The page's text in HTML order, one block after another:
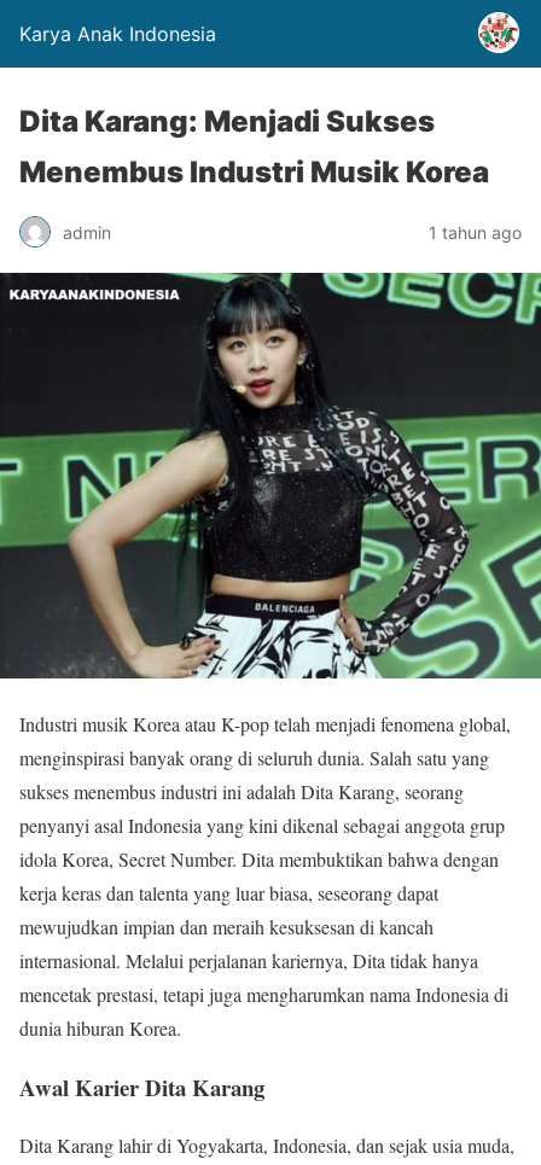
Karya Anak Indonesia
Dita Karang: Menjadi Sukses
Menembus Industri Musik Korea
admin 1 tahun ago
Industri musik Korea atau K-pop telah menjadi fenomena global,
menginspirasi banyak orang di seluruh dunia. Salah satu yang
sukses menembus industri ini adalah Dita Karang, seorang
penyanyi asal Indonesia yang kini dikenal sebagai anggota grup
idola Korea, Secret Number. Dita membuktikan bahwa dengan
kerja keras dan talenta yang luar biasa, seseorang dapat
mewujudkan impian dan meraih kesuksesan di kancah
internasional. Melalui perjalanan kariernya, Dita tidak hanya
mencetak prestasi, tetapi juga mengharumkan nama Indonesia di
dunia hiburan Korea.
Awal Karier Dita Karang
Dita Karang lahir di Yogyakarta, Indonesia, dan sejak usia muda,